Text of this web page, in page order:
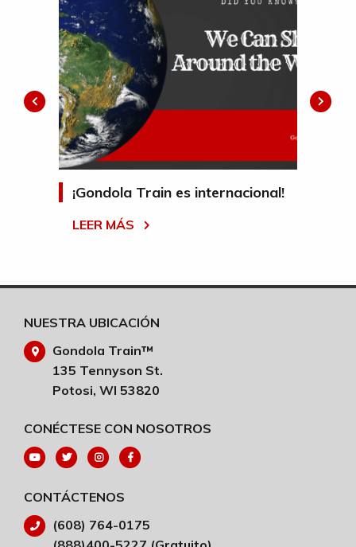
¡Gondola Train es internacional!
LEER MÁS
NUESTRA UBICACIÓN
Gondola Train™
135 Tennyson St.
Potosi, WI 53820
CONÉCTESE CON NOSOTROS
CONTÁCTENOS
(608) 764-0175